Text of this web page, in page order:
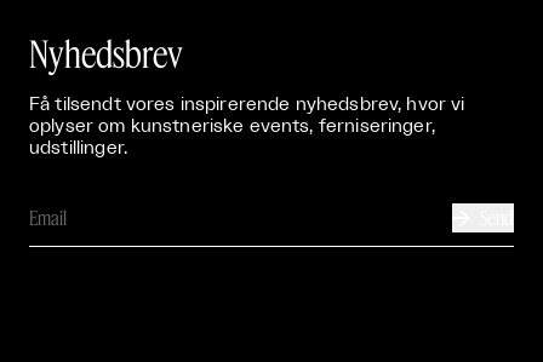
Nyhedsbrev
Få tilsendt vores inspirerende nyhedsbrev, hvor vi
oplyser om kunstneriske events, ferniseringer,
udstillinger.